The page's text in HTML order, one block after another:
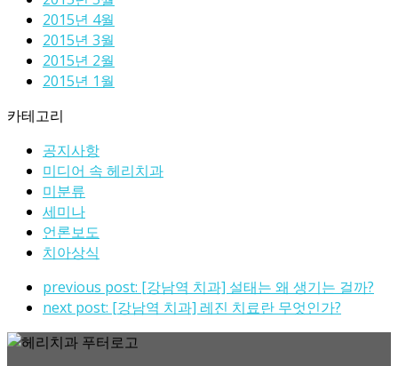
2015년 4월
2015년 3월
2015년 2월
2015년 1월
카테고리
공지사항
미디어 속 헤리치과
미분류
세미나
언론보도
치아상식
previous post: [강남역 치과] 설태는 왜 생기는 걸까?
next post: [강남역 치과] 레진 치료란 무엇인가?